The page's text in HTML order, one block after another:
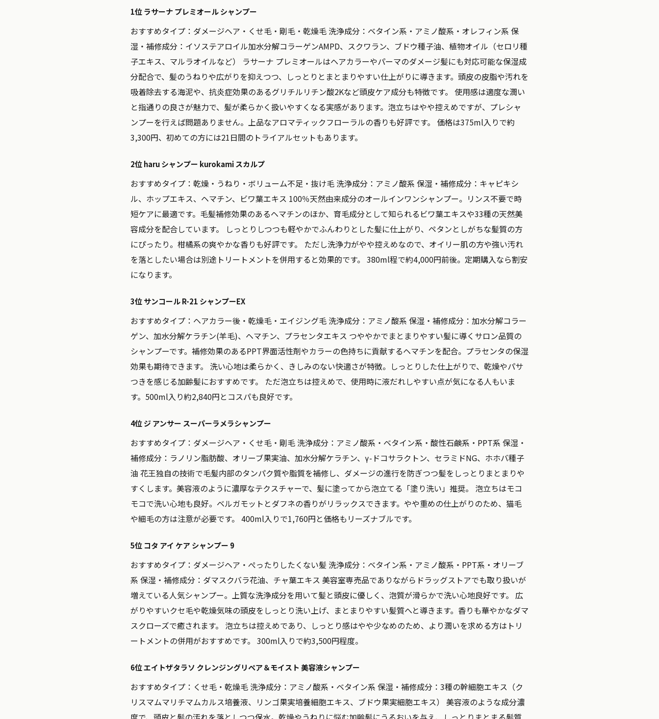
1位 ラサーナ プレミオール シャンプー
おすすめタイプ： ダメージヘア・くせ毛・剛毛・乾燥毛 洗浄成分： ベタイン系・アミノ酸系・オレフィン系 保
湿・補修成分： イソステアロイル加水分解コラーゲンAMPD、スクワラン、ブドウ種子油、植物オイル（セロリ種
子エキス、マルラオイルなど） ラサーナ プレミオールはヘアカラーやパーマのダメージ髪にも対応可能な保湿成
分配合で、髪のうねりや広がりを抑えつつ、しっとりとまとまりやすい仕上がりに導きます。頭皮の皮脂や汚れを
吸着除去する海泥や、抗炎症効果のあるグリチルリチン酸2Kなど頭皮ケア成分も特徴です。 使用感は適度な潤い
と指通りの良さが魅力で、髪が柔らかく扱いやすくなる実感があります。泡立ちはやや控えめですが、プレシャ
ンプーを行えば問題ありません。上品なアロマティックフローラルの香りも好評です。 価格は375ml入りで約
3,300円、初めての方には21日間のトライアルセットもあります。
2位 haru シャンプー kurokami スカルプ
おすすめタイプ： 乾燥・うねり・ボリューム不足・抜け毛 洗浄成分： アミノ酸系 保湿・補修成分： キャピキシ
ル、ホップエキス、ヘマチン、ビワ葉エキス 100％天然由来成分のオールインワンシャンプー。リンス不要で時
短ケアに最適です。毛髪補修効果のあるヘマチンのほか、育毛成分として知られるビワ葉エキスや33種の天然美
容成分を配合しています。 しっとりしつつも軽やかでふんわりとした髪に仕上がり、ペタンとしがちな髪質の方
にぴったり。柑橘系の爽やかな香りも好評です。 ただし洗浄力がやや控えめなので、オイリー肌の方や強い汚れ
を落としたい場合は別途トリートメントを併用すると効果的です。 380ml程で約4,000円前後。定期購入なら割安
になります。
3位 サンコール R-21 シャンプーEX
おすすめタイプ： ヘアカラー後・乾燥毛・エイジング毛 洗浄成分： アミノ酸系 保湿・補修成分： 加水分解コラー
ゲン、加水分解ケラチン(羊毛)、ヘマチン、プラセンタエキス つややかでまとまりやすい髪に導くサロン品質の
シャンプーです。補修効果のあるPPT界面活性剤やカラーの色持ちに貢献するヘマチンを配合。プラセンタの保湿
効果も期待できます。 洗い心地は柔らかく、きしみのない快適さが特徴。しっとりした仕上がりで、乾燥やパサ
つきを感じる加齢髪におすすめです。 ただ泡立ちは控えめで、使用時に液だれしやすい点が気になる人もいま
す。500ml入り約2,840円とコスパも良好です。
4位 ジ アンサー スーパーラメラシャンプー
おすすめタイプ： ダメージヘア・くせ毛・剛毛 洗浄成分： アミノ酸系・ベタイン系・酸性石鹸系・PPT系 保湿・
補修成分： ラノリン脂肪酸、オリーブ果実油、加水分解ケラチン、γ-ドコサラクトン、セラミドNG、ホホバ種子
油 花王独自の技術で毛髪内部のタンパク質や脂質を補修し、ダメージの進行を防ぎつつ髪をしっとりまとまりや
すくします。美容液のように濃厚なテクスチャーで、髪に塗ってから泡立てる「塗り洗い」推奨。 泡立ちはモコ
モコで洗い心地も良好。ベルガモットとダフネの香りがリラックスできます。やや重めの仕上がりのため、猫毛
や細毛の方は注意が必要です。 400ml入りで1,760円と価格もリーズナブルです。
5位 コタ アイ ケア シャンプー 9
おすすめタイプ： ダメージヘア・ぺったりしたくない髪 洗浄成分： ベタイン系・アミノ酸系・PPT系・オリーブ
系 保湿・補修成分： ダマスクバラ花油、チャ葉エキス 美容室専売品でありながらドラッグストアでも取り扱いが
増えている人気シャンプー。上質な洗浄成分を用いて髪と頭皮に優しく、泡質が滑らかで洗い心地良好です。 広
がりやすいクセ毛や乾燥気味の頭皮をしっとり洗い上げ、まとまりやすい髪質へと導きます。香りも華やかなダマ
スクローズで癒されます。 泡立ちは控えめであり、しっとり感はやや少なめのため、より潤いを求める方はトリ
ートメントの併用がおすすめです。 300ml入りで約3,500円程度。
6位 エイトザタラソ クレンジングリペア＆モイスト 美容液シャンプー
おすすめタイプ： くせ毛・乾燥毛 洗浄成分： アミノ酸系・ベタイン系 保湿・補修成分： 3種の幹細胞エキス（ク
リスマムマリチマムカルス培養液、リンゴ果実培養細胞エキス、ブドウ果実細胞エキス） 美容液のような成分濃